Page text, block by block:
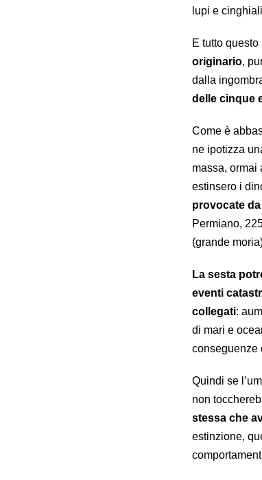
lupi e
E tutto
originario,
dalla
delle cinque
Come è
ne ipotizza
massa, ormai
estinsero i
provocate
Permiano,
(grande
La sesta
eventi
collegati:
di mari e
conseguenze
Quindi se
non
stessa che
estinzione,